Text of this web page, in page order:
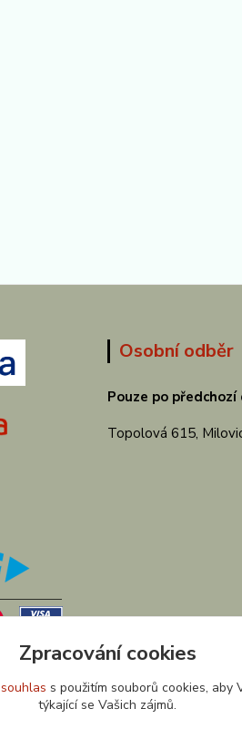
Osobní odběr
Pouze po
Topolová 615,
Zpracování cookies
souhlas s použitím souborů cookies, aby
týkající se Vašich zájmů.